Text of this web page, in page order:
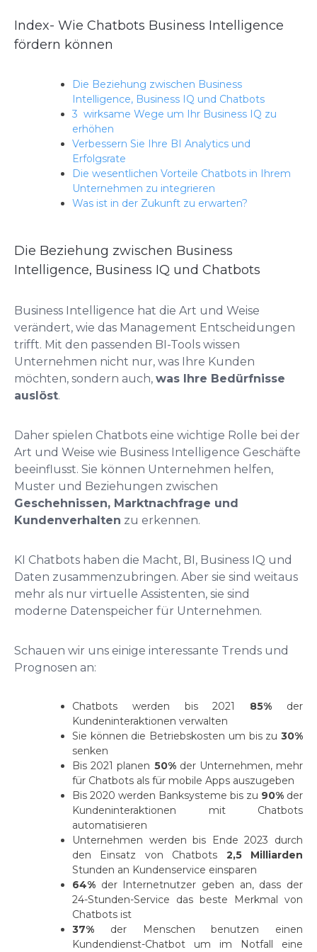
Index- Wie Chatbots Business Intelligence
fördern können
Die Beziehung zwischen Business
Intelligence, Business IQ und Chatbots
3 wirksame Wege um Ihr Business IQ zu
erhöhen
Verbessern Sie Ihre BI Analytics und
Erfolgsrate
Die wesentlichen Vorteile Chatbots in Ihrem
Unternehmen zu integrieren
Was ist in der Zukunft zu erwarten?
Die Beziehung zwischen Business
Intelligence, Business IQ und Chatbots
Business Intelligence hat die Art und Weise
verändert, wie das Management Entscheidungen
trifft. Mit den passenden BI-Tools wissen
Unternehmen nicht nur, was Ihre Kunden
möchten, sondern auch, was Ihre Bedürfnisse
auslöst.
Daher spielen Chatbots eine wichtige Rolle bei der
Art und Weise wie Business Intelligence Geschäfte
beeinflusst. Sie können Unternehmen helfen,
Muster und Beziehungen zwischen
Geschehnissen, Marktnachfrage und
Kundenverhalten zu erkennen.
KI Chatbots haben die Macht, BI, Business IQ und
Daten zusammenzubringen. Aber sie sind weitaus
mehr als nur virtuelle Assistenten, sie sind
moderne Datenspeicher für Unternehmen.
Schauen wir uns einige interessante Trends und
Prognosen an:
Chatbots werden bis 2021 85% der
Kundeninteraktionen verwalten
Sie können die Betriebskosten um bis zu 30%
senken
Bis 2021 planen 50%der Unternehmen, mehr
für Chatbots als für mobile Apps auszugeben
Bis 2020 werden Banksysteme bis zu 90% der
Kundeninteraktionen mit Chatbots
automatisieren
Unternehmen werden bis Ende 2023 durch
den Einsatz von Chatbots 2,5 Milliarden
Stunden an Kundenservice einsparen
64% der Internetnutzer geben an, dass der
24-Stunden-Service das beste Merkmal von
Chatbots ist
37% der Menschen benutzen einen
Kundendienst-Chatbot um im Notfall eine